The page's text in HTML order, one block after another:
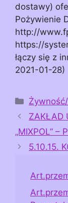
dostawy)
Pożywienie
http://
https://
łączy się z
2021-01-28)
Kategorie
ZAKŁAD
„MIXPOL” –
5.10.15.